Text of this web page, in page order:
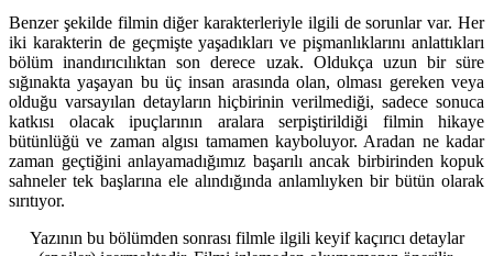
Benzer şekilde filmin diğer karakterleriyle ilgili de sorunlar var. Her
iki karakterin de geçmişte yaşadıkları ve pişmanlıklarını anlattıkları
bölüm inandırıcılıktan son derece uzak. Oldukça uzun bir süre
sığınakta yaşayan bu üç insan arasında olan, olması gereken veya
olduğu varsayılan detayların hiçbirinin verilmediği, sadece sonuca
katkısı olacak ipuçlarının aralara serpiştirildiği filmin hikaye
bütünlüğü ve zaman algısı tamamen kayboluyor. Aradan ne kadar
zaman geçtiğini anlayamadığımız başarılı ancak birbirinden kopuk
sahneler tek başlarına ele alındığında anlamlıyken bir bütün olarak
sırıtıyor.
Yazının bu bölümden sonrası filmle ilgili keyif kaçırıcı detaylar